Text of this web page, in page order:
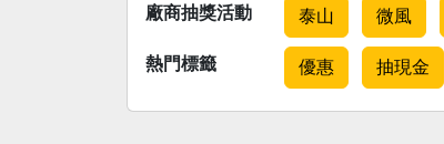
廠商抽獎活動 泰山 微風
熱門標籤 優惠 抽現金